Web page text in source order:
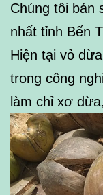
Chúng tôi bán
nhất tỉnh Bến
Hiện tại vỏ
trong công
làm chỉ xơ